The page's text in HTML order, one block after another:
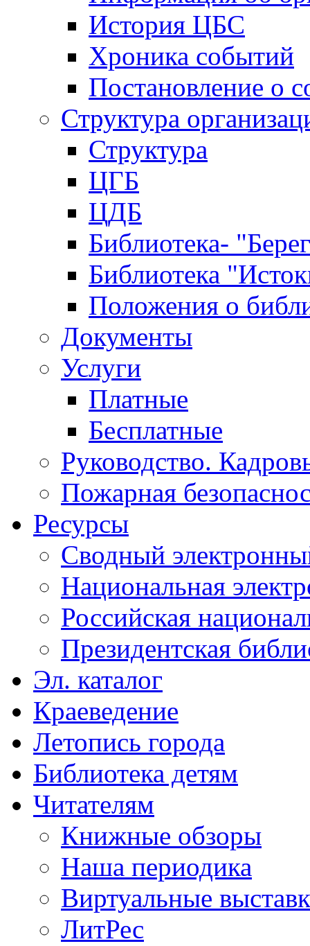
История ЦБС
Хроника событий
Постановление о
Структура
Структура
ЦГБ
ЦДБ
Библиотека-
Библиотека
Положения о
Документы
Услуги
Платные
Бесплатные
Руководство.
Пожарная
Ресурсы
Сводный
Национальная
Российская
Президентская
Эл. каталог
Краеведение
Летопись города
Библиотека детям
Читателям
Книжные обзоры
Наша периодика
Виртуальные
ЛитРес